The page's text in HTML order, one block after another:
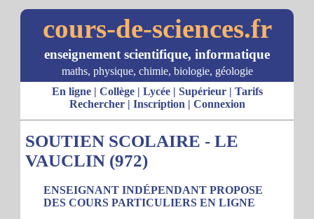
cours-de-sciences.fr
enseignement scientifique, informatique
maths, physique, chimie, biologie, géologie
En ligne| Collège| Lycée| Supérieur| Tarifs
Rechercher| Inscription | Connexion
SOUTIEN SCOLAIRE - LE
VAUCLIN (972)
ENSEIGNANT INDÉPENDANT PROPOSE
DES COURS PARTICULIERS EN LIGNE